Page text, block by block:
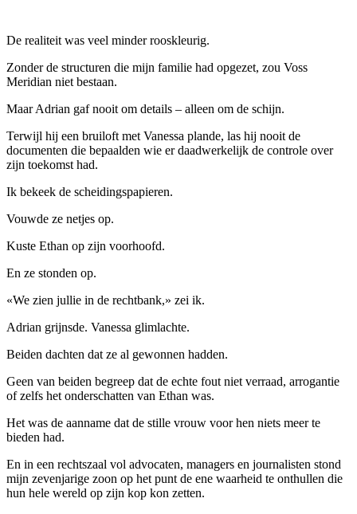
De realiteit was veel minder rooskleurig.
Zonder de structuren die mijn familie had opgezet, zou Voss
Meridian niet bestaan.
Maar Adrian gaf nooit om details – alleen om de schijn.
Terwijl hij een bruiloft met Vanessa plande, las hij nooit de
documenten die bepaalden wie er daadwerkelijk de controle over
zijn toekomst had.
Ik bekeek de scheidingspapieren.
Vouwde ze netjes op.
Kuste Ethan op zijn voorhoofd.
En ze stonden op.
«We zien jullie in de rechtbank,» zei ik.
Adrian grijnsde. Vanessa glimlachte.
Beiden dachten dat ze al gewonnen hadden.
Geen van beiden begreep dat de echte fout niet verraad, arrogantie
of zelfs het onderschatten van Ethan was.
Het was de aanname dat de stille vrouw voor hen niets meer te
bieden had.
En in een rechtszaal vol advocaten, managers en journalisten stond
mijn zevenjarige zoon op het punt de ene waarheid te onthullen die
hun hele wereld op zijn kop kon zetten.